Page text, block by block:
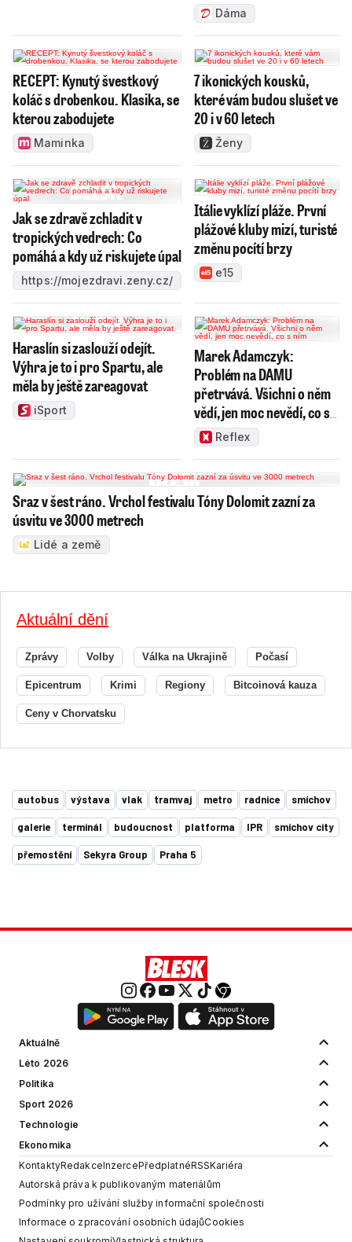
Dáma
RECEPT: Kynutý švestkový
koláč s drobenkou. Klasika, se
kterou zabodujete
Maminka
7 ikonických kousků,
které vám budou slušet ve
20 i v 60 letech
Ženy
Jak se zdravě zchladit v
tropických vedrech: Co
pomáhá a kdy už riskujete úpal
https://mojezdravi.zeny.cz/
Itálie vyklízí pláže. První
plážové kluby mizí, turisté
změnu pocítí brzy
e15
Haraslín si zaslouží odejít.
Výhra je to i pro Spartu, ale
měla by ještě zareagovat
iSport
Marek Adamczyk:
Problém na DAMU
přetrvává. Všichni o něm
vědí, jen moc nevědí, co s
nímReflex
Sraz v šest ráno. Vrchol festivalu Tóny Dolomit zazní za
úsvitu ve 3000 metrech
Lidé a země
Aktuální dění
Zprávy Volby Válka na Ukrajině Počasí
Epicentrum Krimi Regiony Bitcoinová kauza
Ceny v Chorvatsku
autobus výstava vlak tramvaj metro radnice smíchov
galerie terminál budoucnost platforma IPR smíchov city
přemostění Sekyra Group Praha 5
Aktuálně
Léto 2026
Politika
Sport 2026
Technologie
Ekonomika
KontaktyRedakceInzercePředplatnéRSSKariéra
Autorská práva k publikovaným materiálům
Podmínky pro užívání služby informační společnosti
Informace o zpracování osobních údajůCookies